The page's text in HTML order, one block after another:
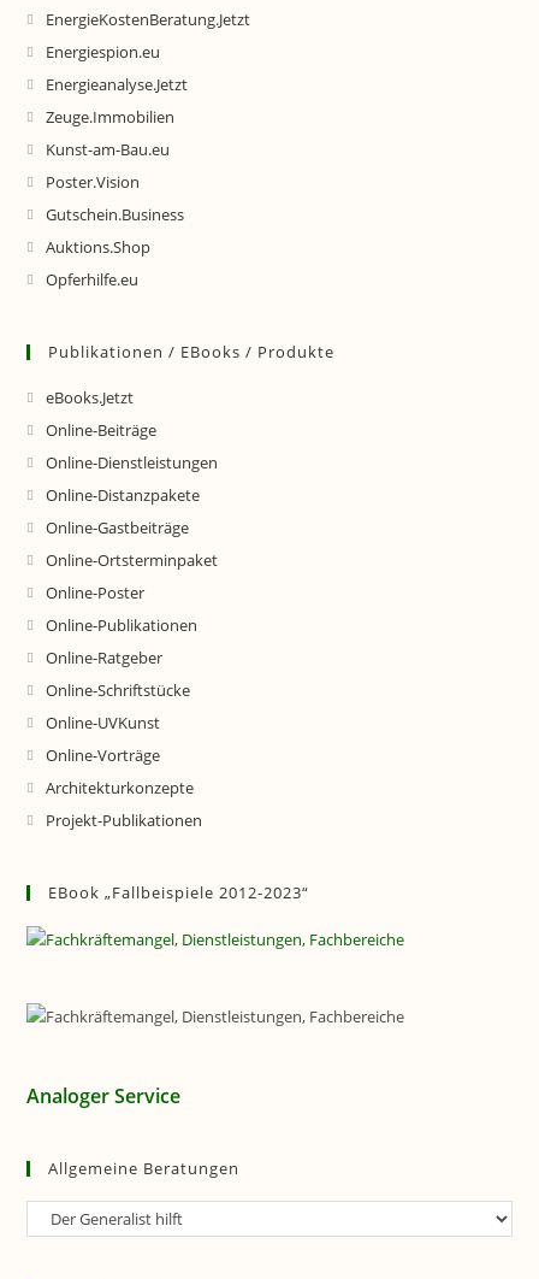
EnergieKostenBeratung.Jetzt
Energiespion.eu
Energieanalyse.Jetzt
Zeuge.Immobilien
Kunst-am-Bau.eu
Poster.Vision
Gutschein.Business
Auktions.Shop
Opferhilfe.eu
Publikationen / EBooks / Produkte
eBooks.Jetzt
Online-Beiträge
Online-Dienstleistungen
Online-Distanzpakete
Online-Gastbeiträge
Online-Ortsterminpaket
Online-Poster
Online-Publikationen
Online-Ratgeber
Online-Schriftstücke
Online-UVKunst
Online-Vorträge
Architekturkonzepte
Projekt-Publikationen
EBook „Fallbeispiele 2012-2023“
Analoger Service
Allgemeine Beratungen
Allgemeine